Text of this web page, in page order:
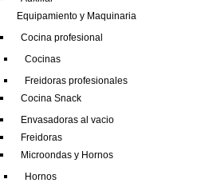
Equipamiento y Maquinaria
Cocina profesional
Cocinas
Freidoras profesionales
Cocina Snack
Envasadoras al vacio
Freidoras
Microondas y Hornos
Hornos